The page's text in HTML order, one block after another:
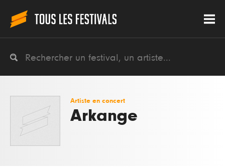
Artiste en concert
Arkange